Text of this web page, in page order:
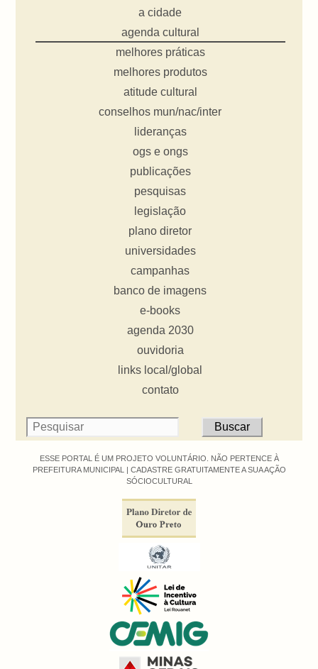
a cidade
agenda cultural
melhores práticas
melhores produtos
atitude cultural
conselhos mun/nac/inter
lideranças
ogs e ongs
publicações
pesquisas
legislação
plano diretor
universidades
campanhas
banco de imagens
e-books
agenda 2030
ouvidoria
links local/global
contato
ESSE PORTAL É UM PROJETO VOLUNTÁRIO. NÃO PERTENCE À
PREFEITURA MUNICIPAL | CADASTRE GRATUITAMENTE A SUA AÇÃO
SÓCIOCULTURAL